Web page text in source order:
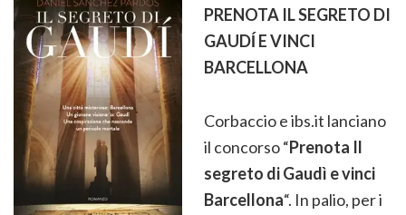
PRENOTA IL SEGRETO DI
GAUDĺ E VINCI
BARCELLONA
Corbaccio e ibs.it lanciano
il concorso “Prenota Il
segreto di Gaudì e vinci
Barcellona“. In palio, per i